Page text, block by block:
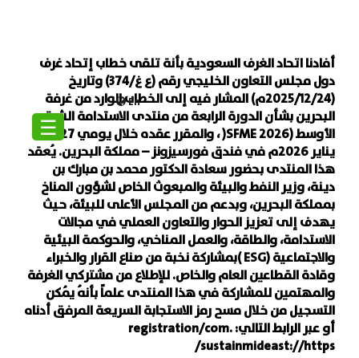
En
☰
أفادنا اتحاد الغرف السعودية بأنة تلقى خطاب إتحاد غرف
دول مجلس التعاون الخليجي رقم (ع غ/374) وتاريخ
(2025/12/24م) المشار فيه إلى الخطاب الوارد من غرفة
البحرين بشأن الدورة الرابعة من منتدى الاستدامة الشرق
الأوسط (2026 SFME( ، والمقرر عقده خلال يومي 27-28
يناير 2026م في فندق فورسيزونز – مملكة البحرين. يُعقد
هذا المنتدى بحضور سعادة الدكتور محمد بن مبارك بن
دينة، وزير النفط والبيئة والمبعوث الخاص لشؤون المناخ
بمملكة البحرين، وبدعم من المجلس الأعلى للبيئة، حيث
يهدف إلى تعزيز الحوار والتعاون العملي في مجالات
الاستدامة، والطاقة، والعمل المناخي، والحوكمة البيئية
والاجتماعية (ESG )بمشاركة نخبة من صناع القرار والخبراء
وقادة القطاعين العام والخاص. للإطلاع من مشتركي الغرفة
والمهتمين للمشاركة في هذا المنتدى علماً بأنهُ يُمكن
التسجيل من خلال مسح رمز الاستجابة السريعة المرفق أدناه
أو عبر الرابط التالي: registration/com.
sustainmideast://https/